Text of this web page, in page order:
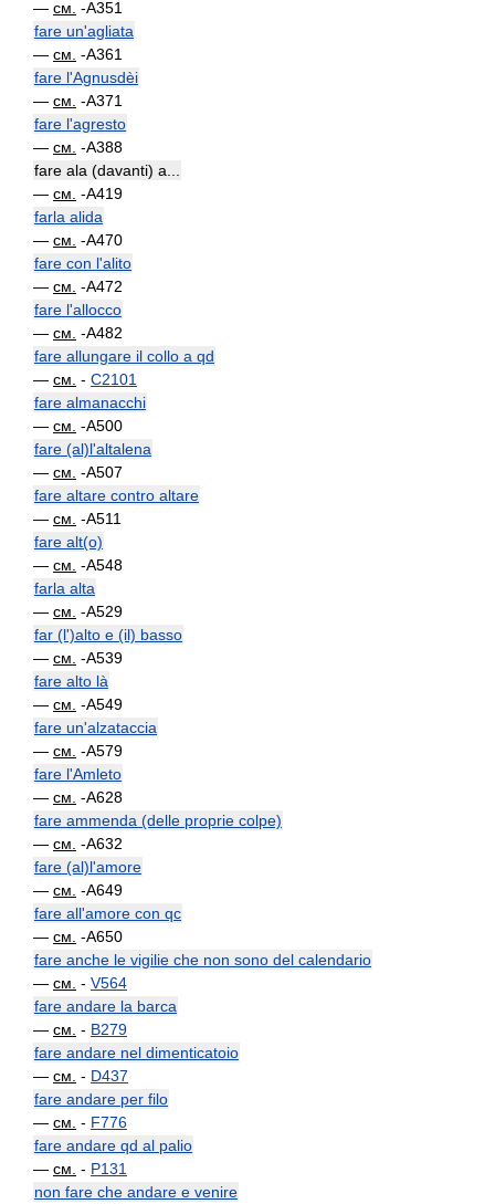
— см. -A351
fare un'agliata
— см. -A361
fare l'Agnusdèi
— см. -A371
fare l'agresto
— см. -A388
fare ala (davanti) a...
— см. -A419
farla alida
— см. -A470
fare con l'alito
— см. -A472
fare l'allocco
— см. -A482
fare allungare il collo a qd
— см. - C2101
fare almanacchi
— см. -A500
fare (al)l'altalena
— см. -A507
fare altare contro altare
— см. -A511
fare alt(o)
— см. -A548
farla alta
— см. -A529
far (l')alto e (il) basso
— см. -A539
fare alto là
— см. -A549
fare un'alzataccia
— см. -A579
fare l'Amleto
— см. -A628
fare ammenda (delle proprie colpe)
— см. -A632
fare (al)l'amore
— см. -A649
fare all'amore con qc
— см. -A650
fare anche le vigilie che non sono del calendario
— см. - V564
fare andare la barca
— см. - B279
fare andare nel dimenticatoio
— см. - D437
fare andare per filo
— см. - F776
fare andare qd al palio
— см. - P131
non fare che andare e venire